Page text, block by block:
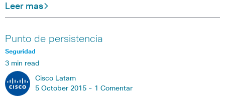
Leer mas
Punto de persistencia
Seguridad
3 min read
Cisco Latam
5 October 2015 - 1 Comentar